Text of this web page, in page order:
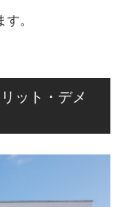
。
ット・デメ